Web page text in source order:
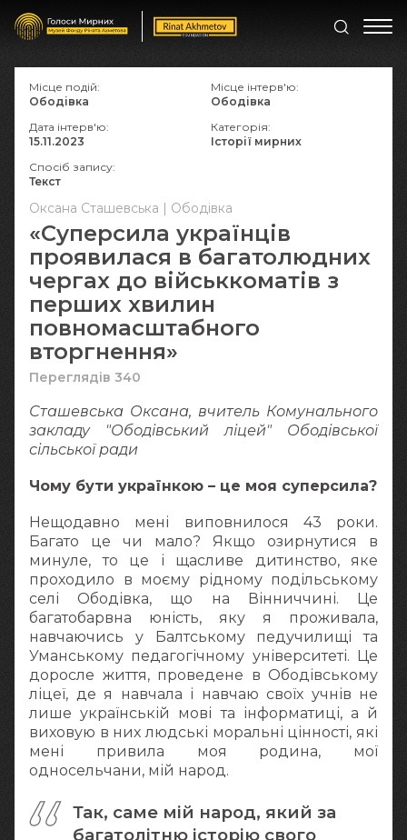
Оксана Сташевська | Ободівка
«Суперсила українців
проявилася в багатолюдних
чергах до військкоматів з
перших хвилин
повномасштабного
вторгнення»
Переглядів 340
Сташевська Оксана, вчитель Комунального
закладу "Ободівський ліцей" Ободівської
сільської ради
Чому бути українкою – це моя суперсила?
Нещодавно мені виповнилося 43 роки.
Багато це чи мало? Якщо озирнутися в
минуле, то це і щасливе дитинство, яке
проходило в моєму рідному подільському
селі Ободівка, що на Вінниччині. Це
багатобарвна юність, яку я проживала,
навчаючись у Балтському педучилищі та
Уманському педагогічному університеті. Це
доросле життя, проведене в Ободівському
ліцеї, де я навчала і навчаю своїх учнів не
лише українській мові та інформатиці, а й
виховую в них людські моральні цінності, які
мені привила моя родина, мої
односельчани, мій народ.
Так, саме мій народ, який за
багатолітню історію свого
Місце подій:
Ободівка
Місце інтерв'ю:
Ободівка
Дата інтерв'ю:
15.11.2023
Категорія:
Історії мирних
Спосіб запису:
Текст